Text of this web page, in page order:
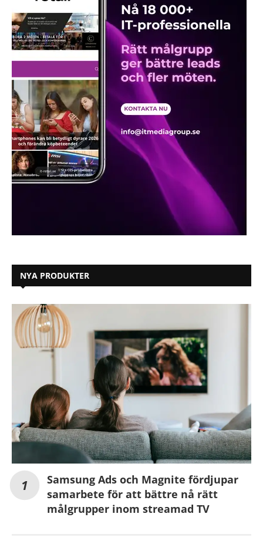
NYA PRODUKTER
Samsung Ads och Magnite fördjupar
samarbete för att bättre nå rätt
målgrupper inom streamad TV